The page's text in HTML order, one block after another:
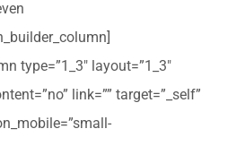
type=”1_3″ layout=”1_3″
link=”” target=”_self”